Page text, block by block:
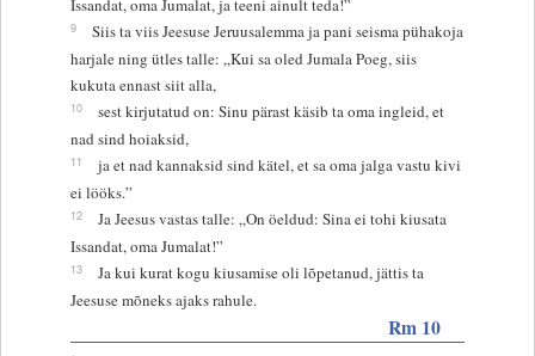
9
Siis ta viis Jeesuse Jeruusalemma ja pani seisma pühakoja
harjale ning ütles talle: „Kui sa oled Jumala Poeg, siis
kukuta ennast siit alla,
10
sest kirjutatud on: Sinu pärast käsib ta oma ingleid, et
nad sind hoiaksid,
11
ja et nad kannaksid sind kätel, et sa oma jalga vastu kivi
ei lööks.”
12
Ja Jeesus vastas talle: „On öeldud: Sina ei tohi kiusata
Issandat, oma Jumalat!”
13
Ja kui kurat kogu kiusamise oli lõpetanud, jättis ta
Jeesuse mõneks ajaks rahule.
Rm 10